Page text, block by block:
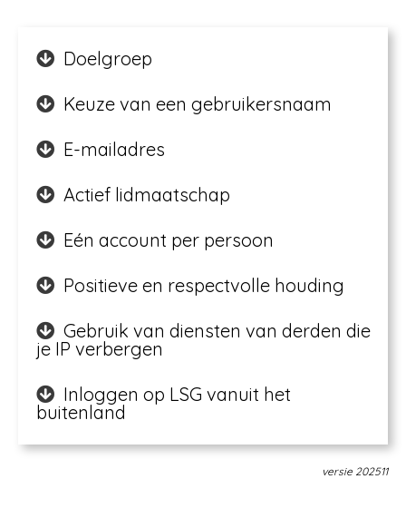
Doelgroep
Keuze van een gebruikersnaam
E-mailadres​
Actief lidmaatschap​
Eén account per persoon
Positieve en respectvolle houding
Gebruik van diensten van derden die
je IP verbergen
Inloggen op LSG vanuit het
buitenland
versie 202511